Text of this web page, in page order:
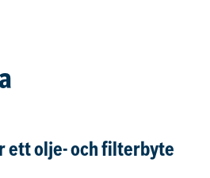
ett olje- och filterbyte